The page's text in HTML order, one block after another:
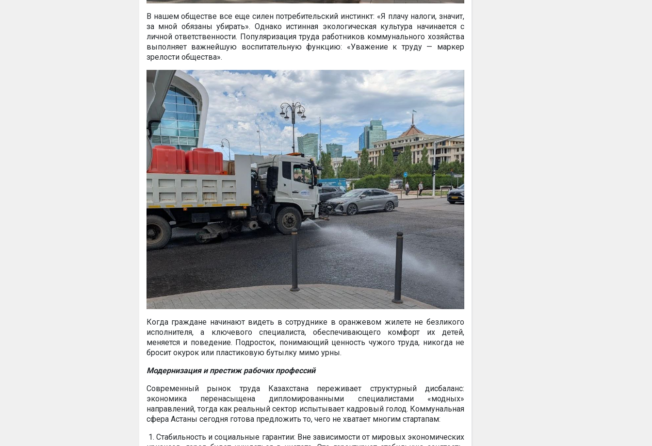
В нашем обществе все еще силен потребительский инстинкт: «Я плачу налоги, значит,
за мной обязаны убирать». Однако истинная экологическая культура начинается с
личной ответственности. Популяризация труда работников коммунального хозяйства
выполняет важнейшую воспитательную функцию: «Уважение к труду — маркер
зрелости общества».
Когда граждане начинают видеть в сотруднике в оранжевом жилете не безликого
исполнителя, а ключевого специалиста, обеспечивающего комфорт их детей,
меняется и поведение. Подросток, понимающий ценность чужого труда, никогда не
бросит окурок или пластиковую бутылку мимо урны.
Модернизация и престиж рабочих профессий
Современный рынок труда Казахстана переживает структурный дисбаланс:
экономика перенасыщена дипломированными специалистами «модных»
направлений, тогда как реальный сектор испытывает кадровый голод. Коммунальная
сфера Астаны сегодня готова предложить то, чего не хватает многим стартапам:
1. Стабильность и социальные гарантии: Вне зависимости от мировых экономических